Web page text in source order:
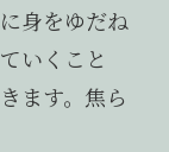
身をゆだね
いくこと
ます。焦ら